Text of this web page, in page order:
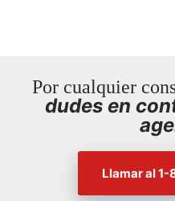
Por cualquier
dudes en
Llamar al